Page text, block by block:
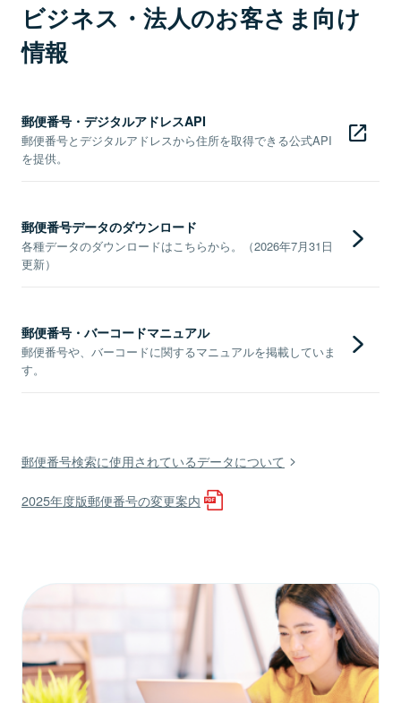
ビジネス・法人のお客さま向け
情報
郵便番号・デジタルアドレスAPI
郵便番号とデジタルアドレスから住所を取得できる公式API
を提供。
郵便番号データのダウンロード
各種データのダウンロードはこちらから。（2026年7月31日
更新）
郵便番号・バーコードマニュアル
郵便番号や、バーコードに関するマニュアルを掲載していま
す。
郵便番号検索に使用されているデータについて
2025年度版郵便番号の変更案内